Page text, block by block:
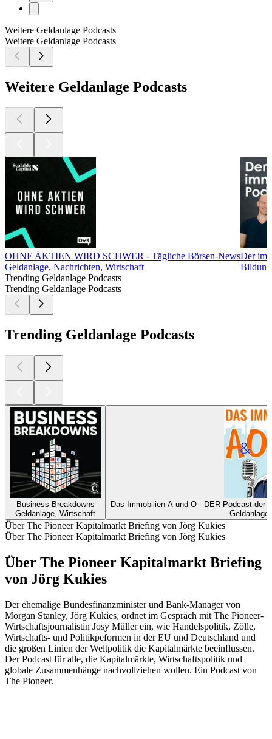
Weitere Geldanlage Podcasts
Weitere Geldanlage Podcasts
Weitere Geldanlage Podcasts
OHNE AKTIEN WIRD SCHWER - Tägliche Börsen-News
Geldanlage, Nachrichten, Wirtschaft
Der
Trending Geldanlage Podcasts
Trending Geldanlage Podcasts
Trending Geldanlage Podcasts
Business Breakdowns
Geldanlage, Wirtschaft
Das Immobilien A und O - DER Podcast der
Über The Pioneer Kapitalmarkt Briefing von Jörg Kukies
Über The Pioneer Kapitalmarkt Briefing von Jörg Kukies
Über The Pioneer Kapitalmarkt Briefing
von Jörg Kukies
Der ehemalige Bundesfinanzminister und Bank-Manager von
Morgan Stanley, Jörg Kukies, ordnet im Gespräch mit The Pioneer-
Wirtschaftsjournalistin Josy Müller ein, wie Handelspolitik, Zölle,
Wirtschafts- und Politikpeformen in der EU und Deutschland und
die großen Linien der Weltpolitik die Kapitalmärkte beeinflussen.
Der Podcast für alle, die Kapitalmärkte, Wirtschaftspolitik und
globale Zusammenhänge nachvollziehen wollen. Ein Podcast von
The Pioneer.